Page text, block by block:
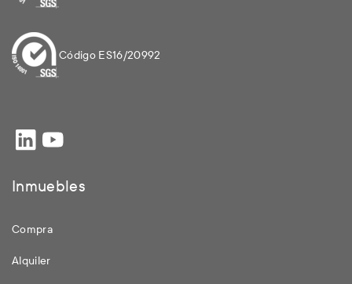
Código ES16/20992
Inmuebles
Compra
Alquiler